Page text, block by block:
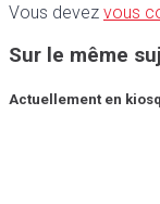
Vous devez vous
Sur le même
Actuellement en